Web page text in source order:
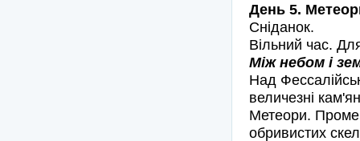
День 5.
Сніданок.
Вільний час.
Між небом і
Над
величезні
Метеори.
обривистих